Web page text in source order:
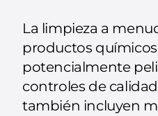
La limpieza a
productos
potencialmente
controles de
también incluyen